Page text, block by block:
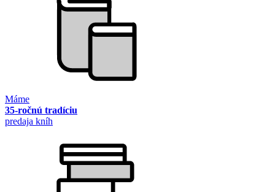
Máme
35-ročnú tradíciu
predaja kníh